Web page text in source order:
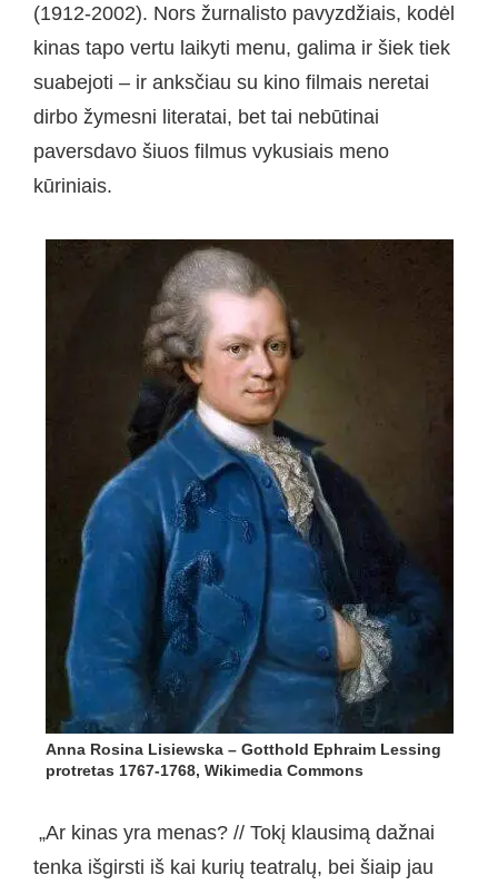
(1912-2002). Nors žurnalisto pavyzdžiais, kodėl
kinas tapo vertu laikyti menu, galima ir šiek tiek
suabejoti – ir anksčiau su kino filmais neretai
dirbo žymesni literatai, bet tai nebūtinai
paversdavo šiuos filmus vykusiais meno
kūriniais.
Anna Rosina Lisiewska – Gotthold Ephraim Lessing
protretas 1767-1768, Wikimedia Commons
„Ar kinas yra menas? // Tokį klausimą dažnai
tenka išgirsti iš kai kurių teatralų, bei šiaip jau